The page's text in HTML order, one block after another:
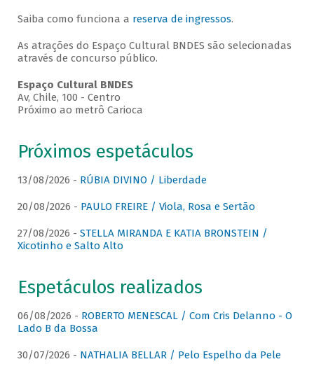
Saiba como funciona a reserva de ingressos.
As atrações do Espaço Cultural BNDES são selecionadas
através de concurso público.
Espaço Cultural BNDES
Av, Chile, 100 - Centro
Próximo ao metrô Carioca
Próximos espetáculos
13/08/2026 - RÚBIA DIVINO / Liberdade
20/08/2026 - PAULO FREIRE / Viola, Rosa e Sertão
27/08/2026 - STELLA MIRANDA E KATIA BRONSTEIN /
Xicotinho e Salto Alto
Espetáculos realizados
06/08/2026 - ROBERTO MENESCAL / Com Cris Delanno - O
Lado B da Bossa
30/07/2026 - NATHALIA BELLAR / Pelo Espelho da Pele